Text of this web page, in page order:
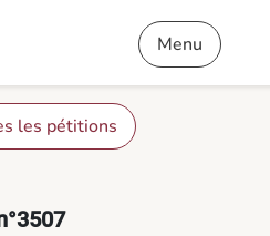
de nuit (22h-6h) à
Menu
les pétitions